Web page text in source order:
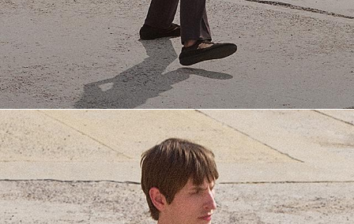
Les indispensables du quotidien
Des t-shirts respirants incontournables et des polos élégants pour la
fin de l’été.
DÉCOUVRIR